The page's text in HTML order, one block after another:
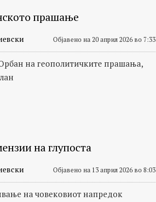
прашање
Објавено на 20 април 2026 во 7:33
на геополитичките прашања,
на глупоста
Објавено на 13 април 2026 во 8:03
на човековиот напредок